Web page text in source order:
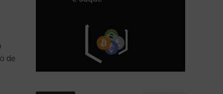
de